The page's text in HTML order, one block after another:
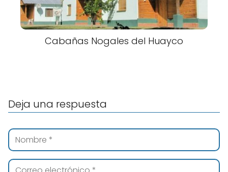
Cabañas Nogales del Huayco
Deja una respuesta